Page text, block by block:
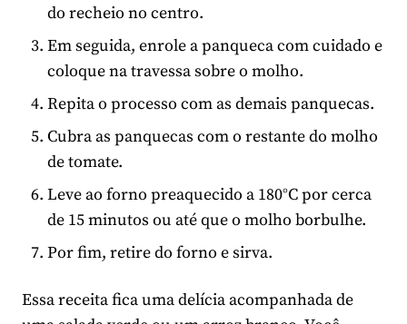
do recheio no centro.
Em seguida, enrole a panqueca com cuidado e
coloque na travessa sobre o molho.
Repita o processo com as demais panquecas.
Cubra as panquecas com o restante do molho
de tomate.
Leve ao forno preaquecido a 180°C por cerca
de 15 minutos ou até que o molho borbulhe.
Por fim, retire do forno e sirva.
Essa receita fica uma delícia acompanhada de